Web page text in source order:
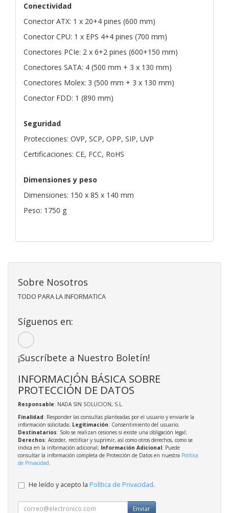
Conectividad
Conector ATX: 1 x 20+4 pines (600 mm)
Conector CPU: 1 x EPS 4+4 pines (700 mm)
Conectores PCIe: 2 x 6+2 pines (600+150 mm)
Conectores SATA: 4 (500 mm + 3 x 130 mm)
Conectores Molex: 3 (500 mm + 3 x 130 mm)
Conector FDD: 1 (890 mm)
Seguridad
Protecciones: OVP, SCP, OPP, SIP, UVP
Certificaciones: CE, FCC, RoHS
Dimensiones y peso
Dimensiones: 150 x 85 x 140 mm
Peso: 1750 g
Sobre Nosotros
TODO PARA LA INFORMATICA
Síguenos en:
¡Suscríbete a Nuestro Boletín!
INFORMACIÓN BÁSICA SOBRE
PROTECCIÓN DE DATOS
Responsable: NADA SIN SOLUCION, S.L.
Finalidad: Responder las consultas planteadas por el usuario y enviarle la
información solicitada; Legitimación: Consentimiento del usuario;
Destinatarios: Solo se realizan cesiones si existe una obligación legal;
Derechos: Acceder, rectificar y suprimir, así como otros derechos, como se
indica en la información adicional; Información Adicional: Puede
consultar la información completa de Protección de Datos en nuestra Política
de Privacidad
He leído y acepto la Política de Privacidad.
Enviar